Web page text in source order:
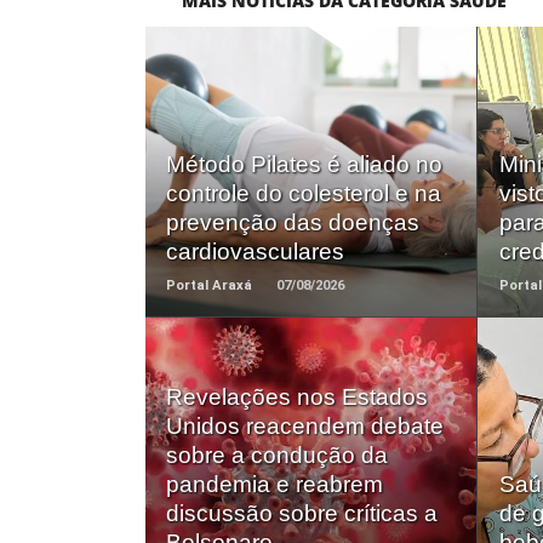
Método Pilates é aliado no
controle do colesterol e na
prevenção das doenças
cardiovasculares
Portal Araxá 07/08/2026
Saiba +
Revelações nos Estados
Unidos reacendem debate
sobre a condução da
pandemia e reabrem
discussão sobre críticas a
Saiba +
de